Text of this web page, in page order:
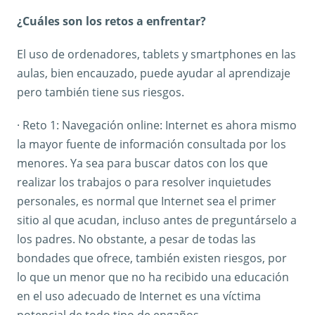
¿Cuáles son los retos a enfrentar?
El uso de ordenadores, tablets y smartphones en las
aulas, bien encauzado, puede ayudar al aprendizaje
pero también tiene sus riesgos.
· Reto 1: Navegación online: Internet es ahora mismo
la mayor fuente de información consultada por los
menores. Ya sea para buscar datos con los que
realizar los trabajos o para resolver inquietudes
personales, es normal que Internet sea el primer
sitio al que acudan, incluso antes de preguntárselo a
los padres. No obstante, a pesar de todas las
bondades que ofrece, también existen riesgos, por
lo que un menor que no ha recibido una educación
en el uso adecuado de Internet es una víctima